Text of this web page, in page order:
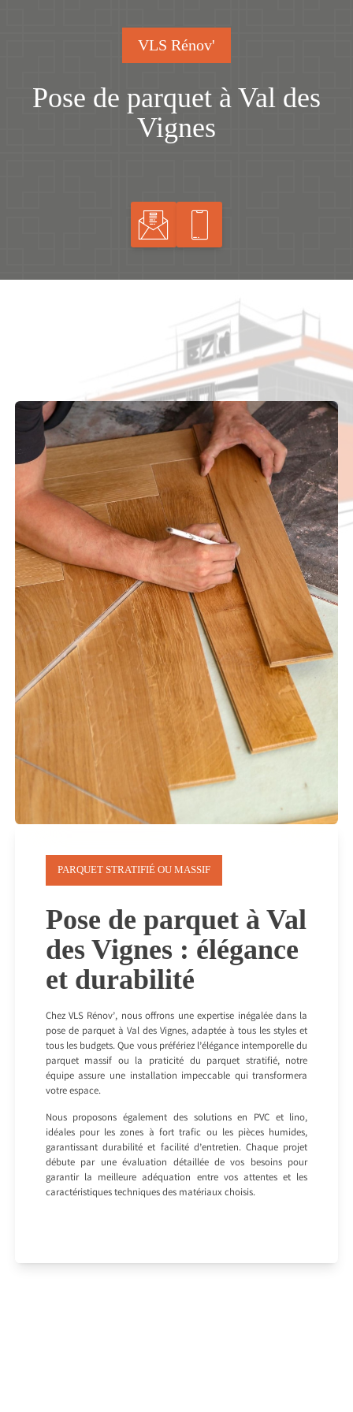
VLS Rénov'
Pose de parquet à Val des
Vignes
PARQUET STRATIFIÉ OU MASSIF
Pose de parquet à Val
des Vignes : élégance
et durabilité
Chez VLS Rénov’, nous offrons une expertise inégalée dans la
pose de parquet à Val des Vignes, adaptée à tous les styles et
tous les budgets. Que vous préfériez l’élégance intemporelle du
parquet massif ou la praticité du parquet stratifié, notre
équipe assure une installation impeccable qui transformera
votre espace.
Nous proposons également des solutions en PVC et lino,
idéales pour les zones à fort trafic ou les pièces humides,
garantissant durabilité et facilité d’entretien. Chaque projet
débute par une évaluation détaillée de vos besoins pour
garantir la meilleure adéquation entre vos attentes et les
caractéristiques techniques des matériaux choisis.